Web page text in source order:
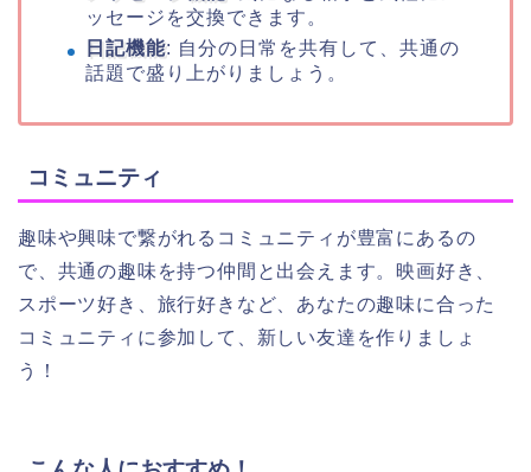
ッセージを交換できます。
日記機能: 自分の日常を共有して、共通の
話題で盛り上がりましょう。
コミュニティ
趣味や興味で繋がれるコミュニティが豊富にあるの
で、共通の趣味を持つ仲間と出会えます。映画好き、
スポーツ好き、旅行好きなど、あなたの趣味に合った
コミュニティに参加して、新しい友達を作りましょ
う！